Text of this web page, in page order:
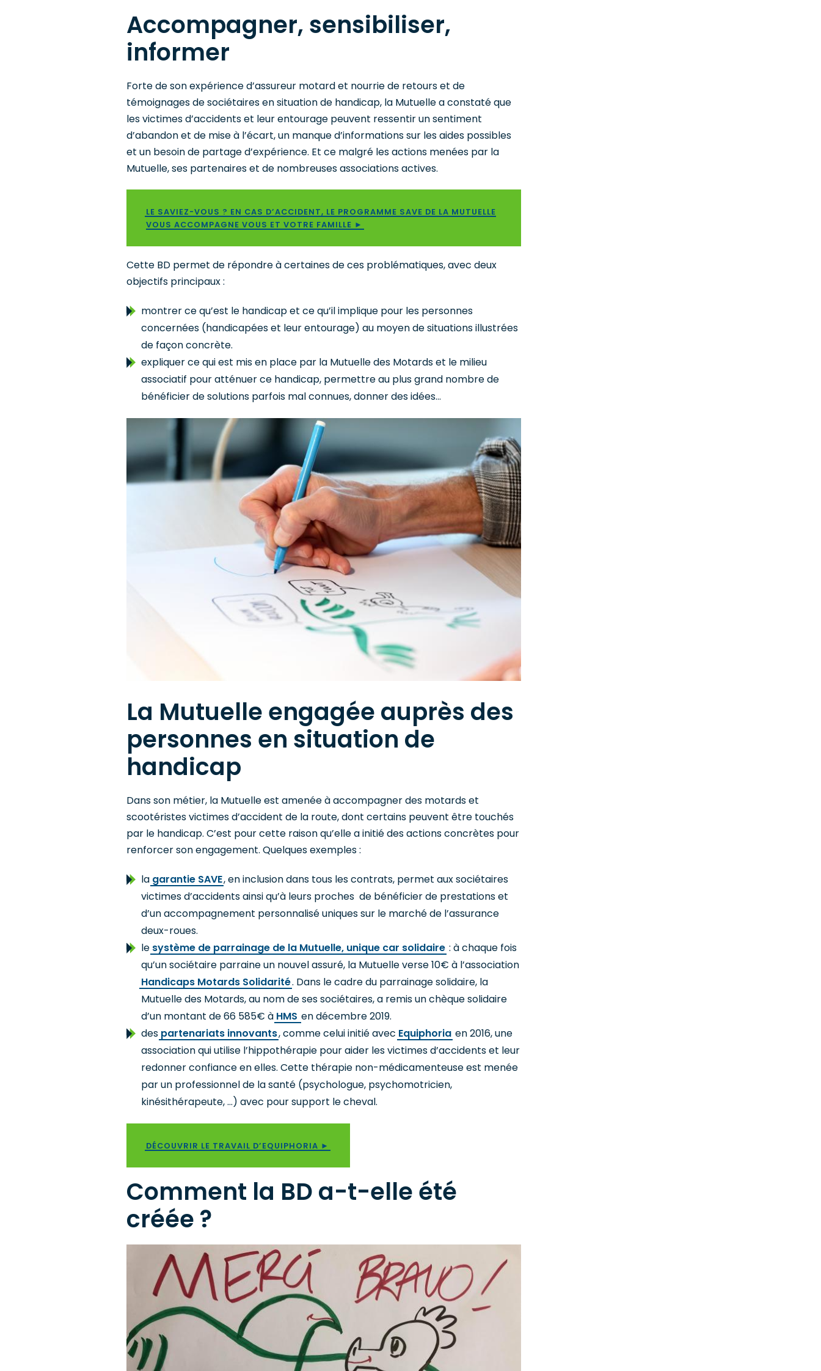
Accompagner, sensibiliser,
informer
Forte de son expérience d’assureur motard et nourrie de retours et de
témoignages de sociétaires en situation de handicap, la Mutuelle a constaté que
les victimes d’accidents et leur entourage peuvent ressentir un sentiment
d’abandon et de mise à l’écart, un manque d’informations sur les aides possibles
et un besoin de partage d’expérience. Et ce malgré les actions menées par la
Mutuelle, ses partenaires et de nombreuses associations actives.
LE SAVIEZ-VOUS ? EN CAS D’ACCIDENT, LE PROGRAMME SAVE DE LA MUTUELLE
VOUS ACCOMPAGNE VOUS ET VOTRE FAMILLE ►
Cette BD permet de répondre à certaines de ces problématiques, avec deux
objectifs principaux :
montrer ce qu’est le handicap et ce qu’il implique pour les personnes
concernées (handicapées et leur entourage) au moyen de situations illustrées
de façon concrète.
expliquer ce qui est mis en place par la Mutuelle des Motards et le milieu
associatif pour atténuer ce handicap, permettre au plus grand nombre de
bénéficier de solutions parfois mal connues, donner des idées…
La Mutuelle engagée auprès des
personnes en situation de
handicap
Dans son métier, la Mutuelle est amenée à accompagner des motards et
scootéristes victimes d’accident de la route, dont certains peuvent être touchés
par le handicap. C’est pour cette raison qu’elle a initié des actions concrètes pour
renforcer son engagement. Quelques exemples :
la garantie SAVE, en inclusion dans tous les contrats, permet aux sociétaires
victimes d’accidents ainsi qu’à leurs proches de bénéficier de prestations et
d’un accompagnement personnalisé uniques sur le marché de l’assurance
deux-roues.
le système de parrainage de la Mutuelle, unique car solidaire : à chaque fois
qu’un sociétaire parraine un nouvel assuré, la Mutuelle verse 10€ à l’association
Handicaps Motards Solidarité. Dans le cadre du parrainage solidaire, la
Mutuelle des Motards, au nom de ses sociétaires, a remis un chèque solidaire
d’un montant de 66 585€ à HMS en décembre 2019.
des partenariats innovants, comme celui initié avec Equiphoria en 2016, une
association qui utilise l’hippothérapie pour aider les victimes d’accidents et leur
redonner confiance en elles. Cette thérapie non-médicamenteuse est menée
par un professionnel de la santé (psychologue, psychomotricien,
kinésithérapeute, …) avec pour support le cheval.
DÉCOUVRIR LE TRAVAIL D’EQUIPHORIA ►
Comment la BD a-t-elle été
créée ?